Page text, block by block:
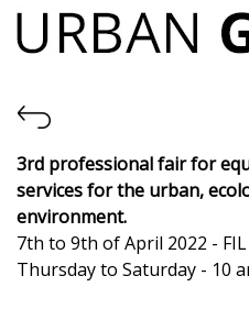
3rd professional fair for
services for the urban,
environment.
7th to 9th of April 2022 -
Thursday to Saturday - 10